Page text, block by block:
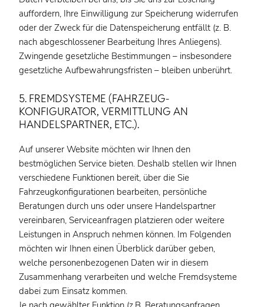
auffordern, Ihre Einwilligung zur Speicherung widerrufen
oder der Zweck für die Datenspeicherung entfällt (z. B.
nach abgeschlossener Bearbeitung Ihres Anliegens).
Zwingende gesetzliche Bestimmungen – insbesondere
gesetzliche Aufbewahrungsfristen – bleiben unberührt.
5. FREMDSYSTEME (FAHRZEUG-
KONFIGURATOR, VERMITTLUNG AN
HANDELSPARTNER, ETC.).
Auf unserer Website möchten wir Ihnen den
bestmöglichen Service bieten. Deshalb stellen wir Ihnen
verschiedene Funktionen bereit, über die Sie
Fahrzeugkonfigurationen bearbeiten, persönliche
Beratungen durch uns oder unsere Handelspartner
vereinbaren, Serviceanfragen platzieren oder weitere
Leistungen in Anspruch nehmen können. Im Folgenden
möchten wir Ihnen einen Überblick darüber geben,
welche personenbezogenen Daten wir in diesem
Zusammenhang verarbeiten und welche Fremdsysteme
dabei zum Einsatz kommen.